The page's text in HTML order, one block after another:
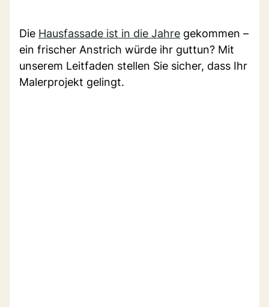
Die Hausfassade ist in die Jahre gekommen –
ein frischer Anstrich würde ihr guttun? Mit
unserem Leitfaden stellen Sie sicher, dass Ihr
Malerprojekt gelingt.